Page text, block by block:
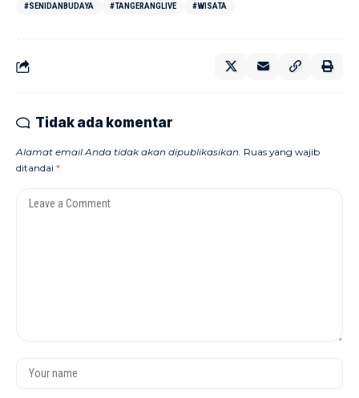
#SENIDANBUDAYA
#TANGERANGLIVE #WISATA
Tidak ada komentar
Alamat email Anda tidak akan dipublikasikan. Ruas yang wajib
ditandai *